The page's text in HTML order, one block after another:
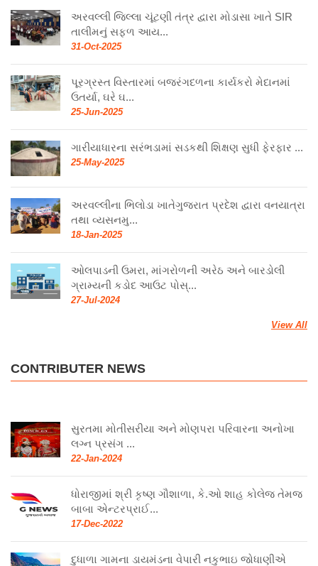
અરવલ્લી જિલ્લા ચૂંટણી તંત્ર દ્વારા મોડાસા ખાતે SIR
તાલીમનું સફળ આય...
31-Oct-2025
પૂરગ્રસ્ત વિસ્તારમાં બજરંગદળના કાર્યકરો મેદાનમાં
ઉતર્યા, ઘરે ઘ...
25-Jun-2025
ગારીયાધારના સરંભડામાં સડકથી શિક્ષણ સુધી ફેરફાર ...
25-May-2025
અરવલ્લીના ભિલોડા ખાતેગુજરાત પ્રદેશ દ્વારા વનયાત્રા
તથા વ્યસનમુ...
18-Jan-2025
ઓલપાડની ઉમરા, માંગરોળની અરેઠ અને બારડોલી
ગ્રામ્યની કડોદ આઉટ પોસ્...
27-Jul-2024
View All
CONTRIBUTER NEWS
સુરતમા મોતીસરીયા અને મોણપરા પરિવારના અનોખા
લગ્ન પ્રસંગ ...
22-Jan-2024
ધોરાજીમાં શ્રી કૃષ્ણ ગૌશાળા, કે.ઓ શાહ કોલેજ તેમજ
બાબા એન્ટરપ્રાઈ...
17-Dec-2022
દુધાળા ગામના ડાયમંડના વેપારી નકુભાઇ જોધાણીએ